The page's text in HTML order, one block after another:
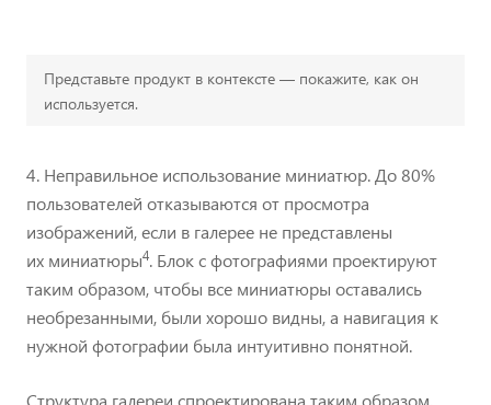
Представьте продукт в контексте — покажите, как он
используется.
4. Неправильное использование миниатюр. До 80%
пользователей отказываются от просмотра
изображений, если в галерее не представлены
их миниатюры4. Блок с фотографиями проектируют
таким образом, чтобы все миниатюры оставались
необрезанными, были хорошо видны, а навигация к
нужной фотографии была интуитивно понятной.
Структура галереи спроектирована таким образом,